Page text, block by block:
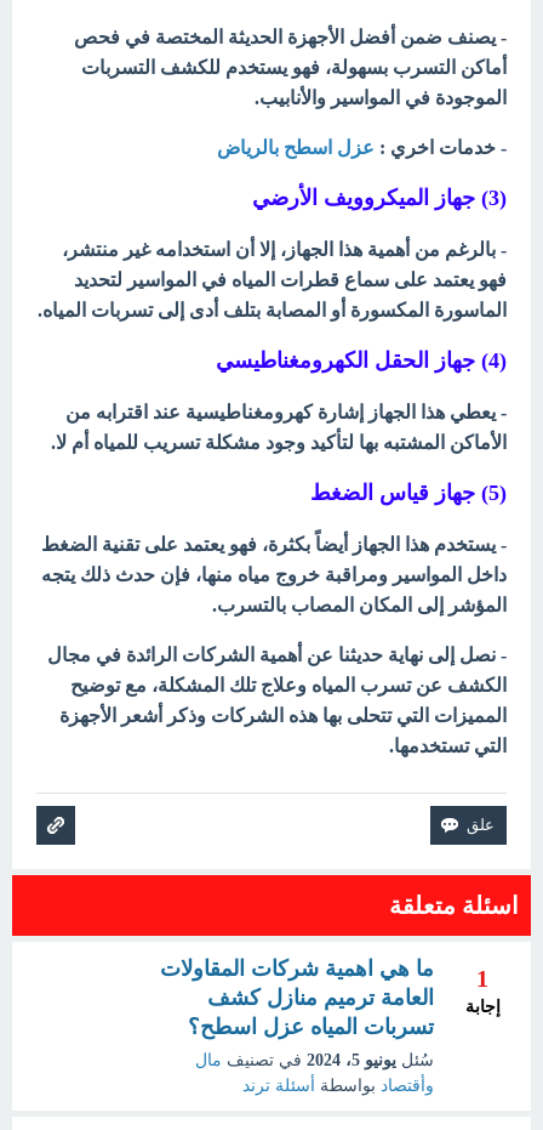
- يصنف ضمن أفضل الأجهزة الحديثة المختصة في فحص
أماكن التسرب بسهولة، فهو يستخدم للكشف التسربات
الموجودة في المواسير والأنابيب.
- خدمات اخري : عزل اسطح بالرياض
(3) جهاز الميكروويف الأرضي
- بالرغم من أهمية هذا الجهاز، إلا أن استخدامه غير منتشر،
فهو يعتمد على سماع قطرات المياه في المواسير لتحديد
الماسورة المكسورة أو المصابة بتلف أدى إلى تسربات المياه.
(4) جهاز الحقل الكهرومغناطيسي
- يعطي هذا الجهاز إشارة كهرومغناطيسية عند اقترابه من
الأماكن المشتبه بها لتأكيد وجود مشكلة تسريب للمياه أم لا.
(5) جهاز قياس الضغط
- يستخدم هذا الجهاز أيضاً بكثرة، فهو يعتمد على تقنية الضغط
داخل المواسير ومراقبة خروج مياه منها، فإن حدث ذلك يتجه
المؤشر إلى المكان المصاب بالتسرب.
- نصل إلى نهاية حديثنا عن أهمية الشركات الرائدة في مجال
الكشف عن تسرب المياه وعلاج تلك المشكلة، مع توضيح
المميزات التي تتحلى بها هذه الشركات وذكر أشعر الأجهزة
التي تستخدمها.
اسئلة متعلقة
1
إجابة
ما هي اهمية شركات المقاولات
العامة ترميم منازل كشف
تسربات المياه عزل اسطح؟
سُئل يونيو 5، 2024 في تصنيف مال
وأقتصاد بواسطة أسئلة ترند